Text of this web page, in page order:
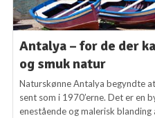
Antalya – for de der
og smuk natur
Naturskønne Antalya begyndte
sent som i 1970’erne. Det er en
enestående og malerisk blanding